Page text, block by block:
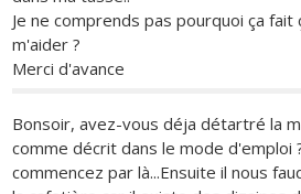
Je ne comprends pas pourquoi ça fait
m'aider ?
Merci d'avance
Bonsoir, avez-vous déja détartré la
comme décrit dans le mode d'emploi
commencez par là...Ensuite il nous